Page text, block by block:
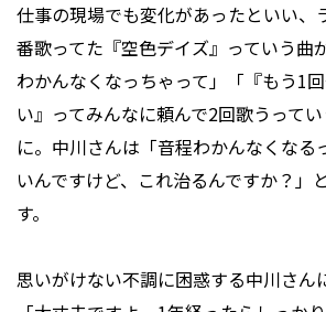
仕事の現場でも変化があったといい、
番歌ってた『空色デイズ』っていう
わかんなくなっちゃって」「『もう1
い』ってみんなに頼んで2回歌うって
に。中川さんは「音程わかんなくな
いんですけど、これ治るんですか？」
す。
思いがけない不調に困惑する中川さん